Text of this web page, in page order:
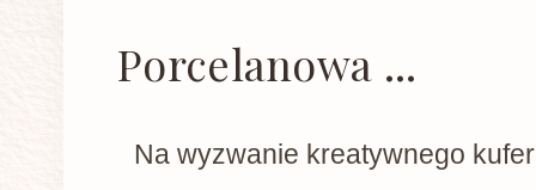
Porcelanowa ...
Na wyzwanie kreatywnego